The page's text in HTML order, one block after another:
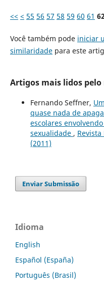
<< < 55 56 57 58 59 60 61
Você também pode iniciar
similaridadepara este
Artigos mais lidos
Fernando Seffner,
quase nada de
escolares
sexualidade ,
(2011)
Enviar Submissão
Idioma
English
Español (España)
Português (Brasil)